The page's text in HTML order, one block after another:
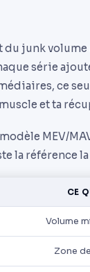
du junk
série
ce
et ta
MEV/
la référence
CE
Volume
Zone